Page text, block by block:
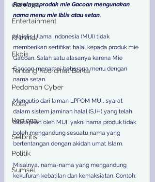
olahraga
Entertainment
Kriminal
Ekbis
Tentang Koordinat Berita
Pedoman Cyber
Kota
Regional
Selbritis
Politik
Sumsel
Pasalnya prodak mie Gacoan mengunakan
nama menu mie Iblis atau setan.
Majelis Ulama Indonesia (MUI) tidak
memberikan sertifikat halal kepada produk mie
Gacoan. Salah satu alasanya karena Mie
Gacoan menamai beberapa menu dengan
nama setan.
Mengutip dari laman LPPOM MUI, syarat
dalam sistem jaminan halal (SJH) yang telah
ditetapkan oleh MUI, yakni nama produk tidak
boleh mengandung sesuatu nama yang
bertentangan dengan akidah umat Islam.
Misalnya, nama-nama yang mengandung
kekufuran kebatilan dan kemaksiatan. Contoh: